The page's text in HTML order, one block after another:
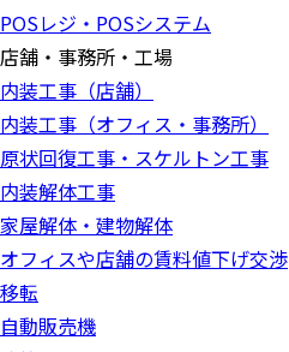
POSレジ・POSシステム
店舗・事務所・工場
内装工事（店舗）
内装工事（オフィス・事務所）
原状回復工事・スケルトン工事
内装解体工事
家屋解体・建物解体
オフィスや店舗の賃料値下げ交渉
移転
自動販売機